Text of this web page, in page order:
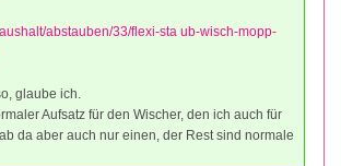
abstauben/33/flexi-sta ub-wisch-mopp-
glaube ich.
Aufsatz für den Wischer, den ich auch für
da aber auch nur einen, der Rest sind normale